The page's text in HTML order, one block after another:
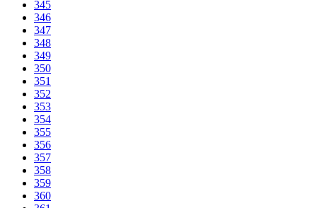
345
346
347
348
349
350
351
352
353
354
355
356
357
358
359
360